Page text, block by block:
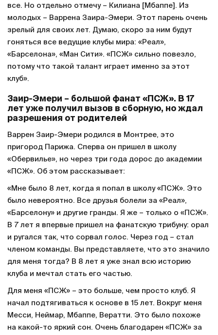
все. Но отдельно отмечу – Килиана [Мбаппе]. Из
молодых – Варрена Заира-Эмери. Этот парень очень
зрелый для своих лет. Думаю, скоро за ним будут
гоняться все ведущие клубы мира: «Реал»,
«Барселона», «Ман Сити». «ПСЖ» сильно повезло,
потому что такой талант играет именно за этот
клуб».
Заир-Эмери – большой фанат «ПСЖ». В 17
лет уже получил вызов в сборную, но ждал
разрешения от родителей
Варрен Заир-Эмери родился в Монтрее, это
пригород Парижа. Сперва он пришел в школу
«Обервилье», но через три года дорос до академии
«ПСЖ». Об этом рассказывает:
«Мне было 8 лет, когда я попал в школу «ПСЖ». Это
было невероятно. Все друзья болели за «Реал»,
«Барселону» и другие гранды. Я же – только о «ПСЖ».
В 7 лет я впервые пришел на фанатскую трибуну: орал
и ругался так, что сорвал голос. Через год – стал
членом команды. Вы представляете, что это значило
для меня тогда? В 8 лет я уже знал всю историю
клуба и мечтал стать его частью.
Для меня «ПСЖ» – это больше, чем просто клуб. Я
начал подтягиваться к основе в 15 лет. Вокруг меня
Месси, Неймар, Мбаппе, Вератти. Это было похоже
на какой-то яркий сон. Очень благодарен «ПСЖ» за